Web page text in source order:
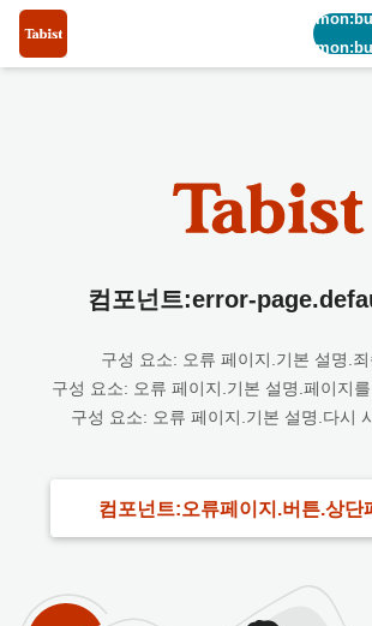
컴포넌트:error-
구성 요소: 오류 페이지.기본 설명.
구성 요소: 오류 페이지.기본 설명.페이지
구성 요소: 오류 페이지.기본 설명.다시
컴포넌트:오류페이지.버튼.상단